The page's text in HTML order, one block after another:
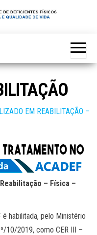
EM REABILITAÇÃO –
– Física –
é habilitada, pelo Ministério
10/2019, como CER III –